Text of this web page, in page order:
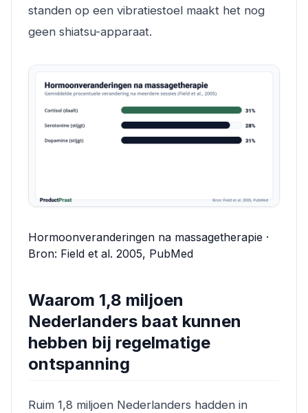
standen op een vibratiestoel maakt het nog
geen shiatsu-apparaat.
Hormoonveranderingen na massagetherapie ·
Bron: Field et al. 2005, PubMed
Waarom 1,8 miljoen
Nederlanders baat kunnen
hebben bij regelmatige
ontspanning
Ruim 1,8 miljoen Nederlanders hadden in